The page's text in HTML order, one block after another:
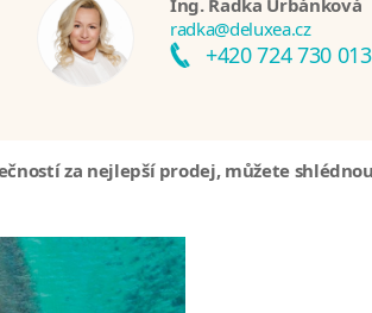
radka@deluxea.cz
+420 724 730 013
za nejlepší prodej, můžete